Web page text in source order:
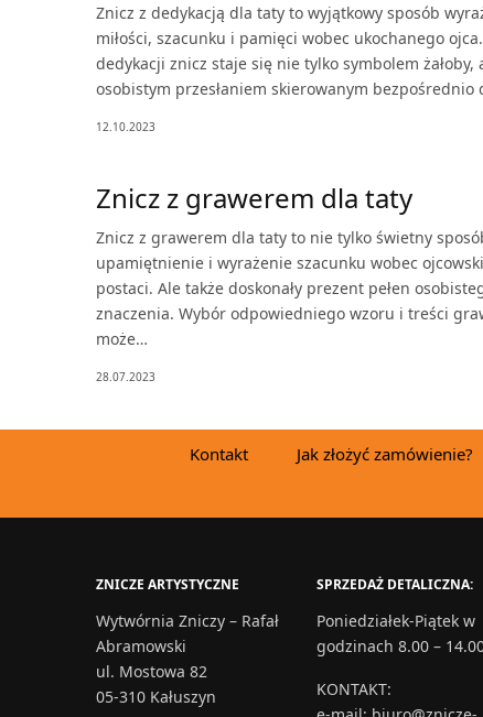
Znicz z dedykacją dla taty to wyjątkowy sposób
miłości, szacunku i pamięci wobec ukochanego
dedykacji znicz staje się nie tylko symbolem żałoby,
osobistym przesłaniem skierowanym bezpośrednio
12.10.2023
Znicz z grawerem dla taty
Znicz z grawerem dla taty to nie tylko świetny
upamiętnienie i wyrażenie szacunku wobec
postaci. Ale także doskonały prezent pełen
znaczenia. Wybór odpowiedniego wzoru i treści
może…
28.07.2023
Kontakt Jak złożyć zamówienie?
ZNICZE ARTYSTYCZNE
Wytwórnia Zniczy – Rafał
Abramowski
ul. Mostowa 82
05-310 Kałuszyn
SPRZEDAŻ DETALICZNA:
Poniedziałek-Piątek w
godzinach 8.00 –
KONTAKT: